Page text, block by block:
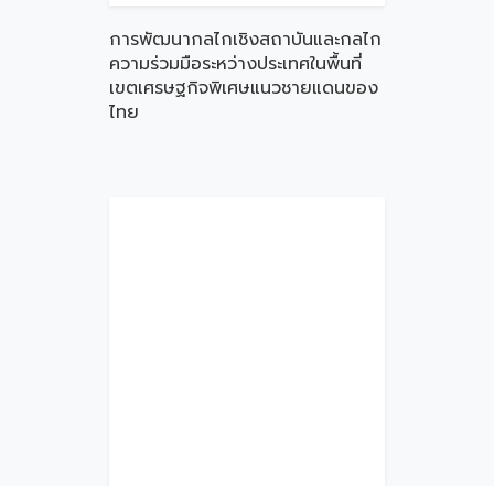
การพัฒนากลไกเชิงสถาบันและกลไก
ความร่วมมือระหว่างประเทศในพื้นที่
เขตเศรษฐกิจพิเศษแนวชายแดนของ
ไทย